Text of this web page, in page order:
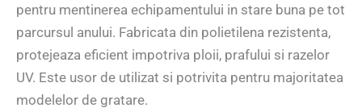
pentru mentinerea echipamentului in stare buna pe tot
parcursul anului. Fabricata din polietilena rezistenta,
protejeaza eficient impotriva ploii, prafului si razelor
UV. Este usor de utilizat si potrivita pentru majoritatea
modelelor de gratare.